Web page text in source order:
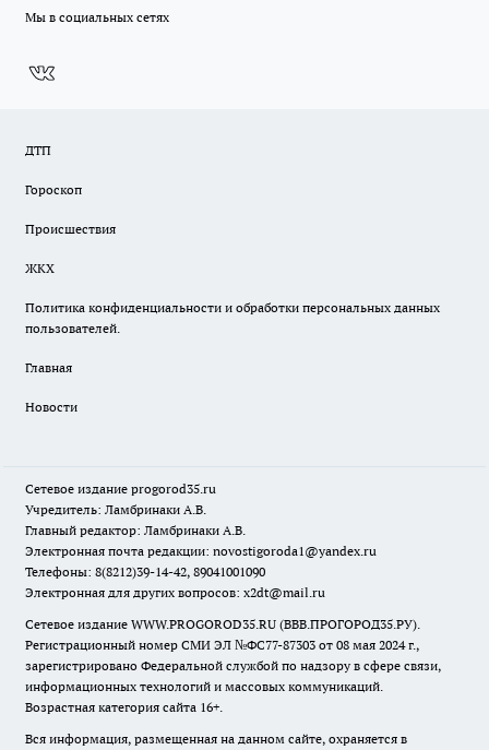
Мы в социальных сетях
ДТП
Гороскоп
Происшествия
ЖКХ
Политика конфиденциальности и обработки персональных данных
пользователей.
Главная
Новости
Сетевое издание progorod35.ru
Учредитель: Ламбринаки А.В.
Главный редактор: Ламбринаки А.В.
Электронная почта редакции: novostigoroda1@yandex.ru
Телефоны: 8(8212)39-14-42, 89041001090
Электронная для других вопросов: x2dt@mail.ru
Сетевое издание WWW.PROGOROD35.RU (ВВВ.ПРОГОРОД35.РУ).
Регистрационный номер СМИ ЭЛ №ФС77-87303 от 08 мая 2024 г.,
зарегистрировано Федеральной службой по надзору в сфере связи,
информационных технологий и массовых коммуникаций.
Возрастная категория сайта 16+.
Вся информация, размещенная на данном сайте, охраняется в